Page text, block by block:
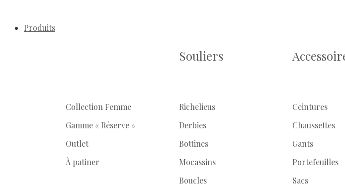
Produits
Souliers
Collection Femme
Gamme « Réserve »
Outlet
À patiner
Richelieus
Derbies
Bottines
Mocassins
Boucles
Ceintures
Chaussettes
Gants
Portefeuilles
Sacs